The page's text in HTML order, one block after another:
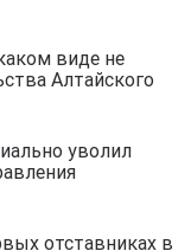
виде не
Алтайского
уволил
отставниках в